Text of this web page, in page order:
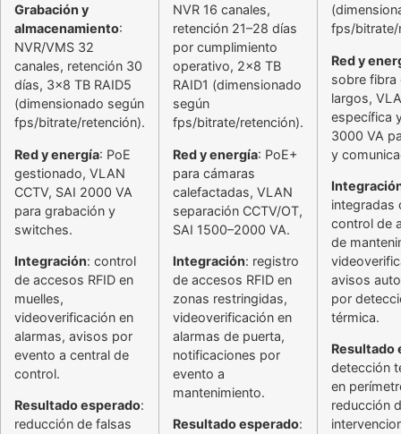
Grabación y
almacenamiento:
NVR/VMS 32
canales, retención 30
días, 3x8 TB RAID5
(dimensionado según
fps/bitrate/retención).
Red y energía: PoE
gestionado, VLAN
CCTV, SAI 2000 VA
para grabación y
switches.
Integración: control
de accesos RFID en
muelles,
videoverificación en
alarmas, avisos por
evento a central de
control.
Resultado esperado:
reducción de falsas
NVR 16 canales,
retención 21–28 días
por cumplimiento
operativo, 2x8 TB
RAID1 (dimensionado
según
fps/bitrate/retención).
Red y energía: PoE+
para cámaras
calefactadas, VLAN
separación CCTV/OT,
SAI 1500–2000 VA.
Integración: registro
de accesos RFID en
zonas restringidas,
videoverificación en
alarmas de puerta,
notificaciones por
evento a
mantenimiento.
Resultado esperado:
fps/bitrate/
Red y
sobre fibra
largos,
específica
3000 VA
y
integradas
control de
de
avisos
por
térmica.
Resultado
detección
en
reducción